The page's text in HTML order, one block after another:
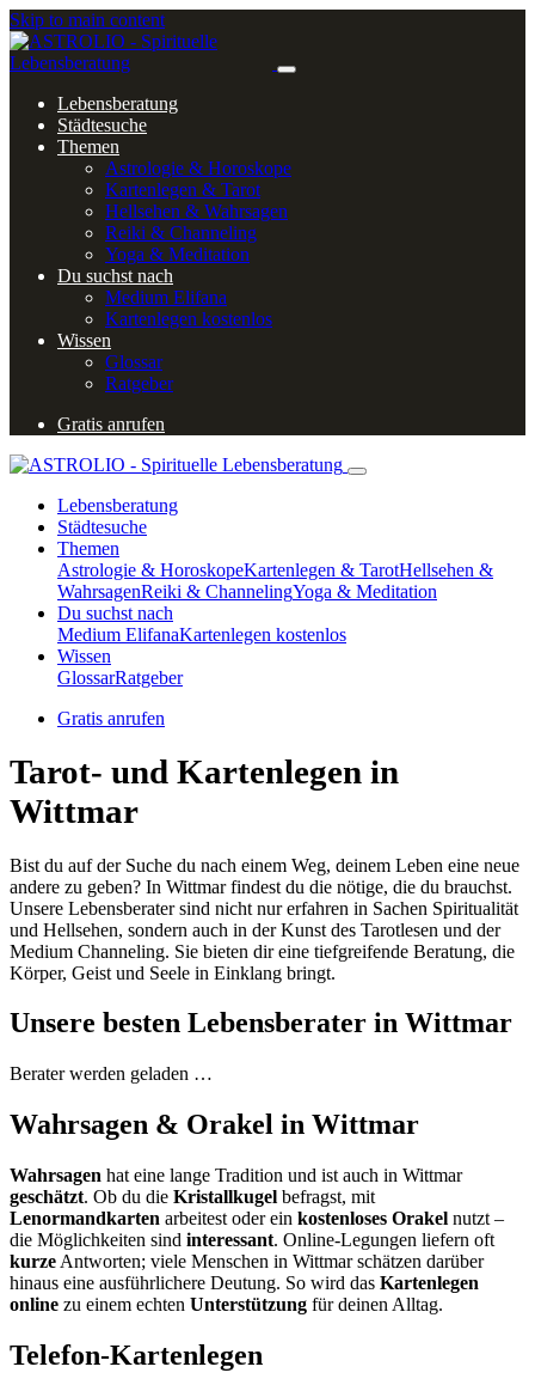
Skip to main content
Lebensberatung
Städtesuche
Themen
Astrologie & Horoskope
Kartenlegen & Tarot
Hellsehen & Wahrsagen
Reiki & Channeling
Yoga & Meditation
Du suchst nach
Medium Elifana
Kartenlegen kostenlos
Wissen
Glossar
Ratgeber
Gratis anrufen
Lebensberatung
Städtesuche
Themen
Astrologie & HoroskopeKartenlegen & TarotHellsehen &
WahrsagenReiki & ChannelingYoga & Meditation
Du suchst nach
Medium ElifanaKartenlegen kostenlos
Wissen
GlossarRatgeber
Gratis anrufen
Tarot- und Kartenlegen in
Wittmar
Bist du auf der Suche du nach einem Weg, deinem Leben eine neue
andere zu geben? In Wittmar findest du die nötige, die du brauchst.
Unsere Lebensberater sind nicht nur erfahren in Sachen Spiritualität
und Hellsehen, sondern auch in der Kunst des Tarotlesen und der
Medium Channeling. Sie bieten dir eine tiefgreifende Beratung, die
Körper, Geist und Seele in Einklang bringt.
Unsere besten Lebensberater in Wittmar
Berater werden geladen …
Wahrsagen & Orakel in Wittmar
Wahrsagen hat eine lange Tradition und ist auch in Wittmar
geschätzt. Ob du die Kristallkugel befragst, mit
Lenormandkarten arbeitest oder ein kostenloses Orakel nutzt –
die Möglichkeiten sind interessant. Online-Legungen liefern oft
kurze Antworten; viele Menschen in Wittmar schätzen darüber
hinaus eine ausführlichere Deutung. So wird das Kartenlegen
online zu einem echten Unterstützung für deinen Alltag.
Telefon-Kartenlegen